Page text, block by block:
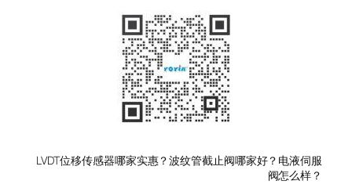
LVDT位移传感器哪家实惠？波纹管截止阀哪家好？电液伺服
阀怎么样？